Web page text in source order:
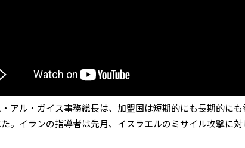
アル・ガイス事務総長は、加盟国は短期的にも長期的に
。イランの指導者は先月、イスラエルのミサイル攻撃に対